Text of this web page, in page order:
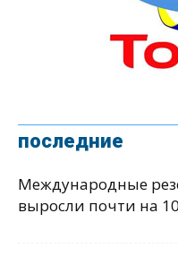
последние
Международные
выросли почти на